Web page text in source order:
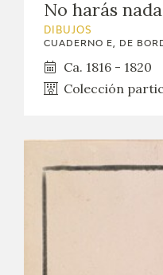
No harás
DIBUJOS
CUADERNO E, DE
Ca. 1816 - 1820
Colección